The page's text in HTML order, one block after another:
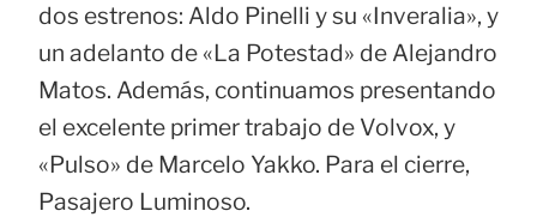
dos estrenos: Aldo Pinelli y su «Inveralia», y
un adelanto de «La Potestad» de Alejandro
Matos. Además, continuamos presentando
el excelente primer trabajo de Volvox, y
«Pulso» de Marcelo Yakko. Para el cierre,
Pasajero Luminoso.